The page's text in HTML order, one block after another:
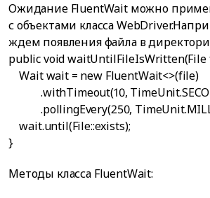
Ожидание FluentWait можно
с объектами класса
ждем появления файла в
public void waitUntilFileIsWritten(File
Waitwait = new FluentWait<>(file)
.withTimeout(10,
.pollingEvery(250,
wait.until(File::exists);
}
Методы класса FluentWait: